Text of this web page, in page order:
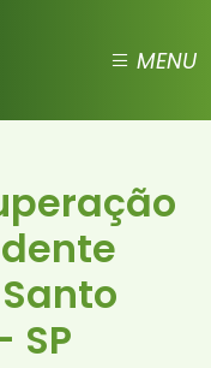
MENU
SP